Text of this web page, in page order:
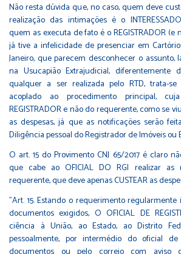
Não resta dúvida que, no caso, quem deve
realização das intimações é o
quem as executa de fato é o REGISTRADOR
já tive a infelicidade de presenciar em
Janeiro, que parecem desconhecer o assunto,
na Usucapião Extrajudicial, diferentemente
qualquer a ser realizada pelo RTD, trata-
acoplado ao procedimento principal,
REGISTRADOR e não do requerente, como se
as despesas, já que as notificações serão
Diligência pessoal do Registrador de Imóveis ou
O art. 15 do Provimento CNJ 65/2017 é claro
que cabe ao OFICIAL DO RGI realizar as
requerente, que deve apenas CUSTEAR as
"Art. 15. Estando o requerimento
documentos exigidos, O OFICIAL DE
ciência à União, ao Estado, ao Distrito
pessoalmente, por intermédio do oficial